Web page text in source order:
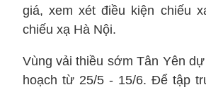
giá, xem xét điều kiện chiếu
chiếu xạ Hà Nội.
Vùng vải thiều sớm Tân Yên
hoạch từ 25/5 - 15/6. Để tập